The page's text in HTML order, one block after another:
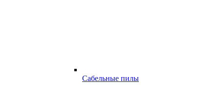
Сабельные пилы